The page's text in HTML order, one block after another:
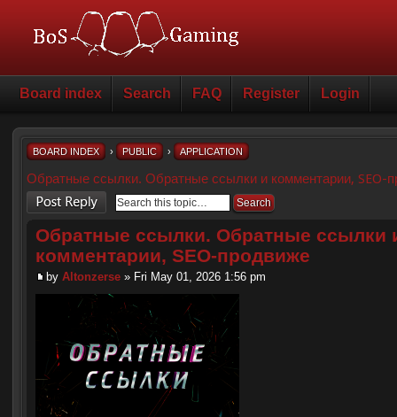
Board index Search FAQ Register Login
BOARD INDEX › PUBLIC › APPLICATION
Обратные ссылки. Обратные ссылки и комментарии, SEO-
Post a reply
Обратные ссылки. Обратные ссылки
комментарии, SEO-продвиже
by Altonzerse » Fri May 01, 2026 1:56 pm